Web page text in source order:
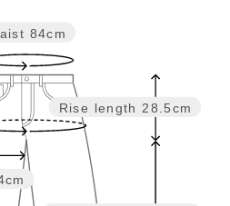
Rise length 28.5cm
84cm